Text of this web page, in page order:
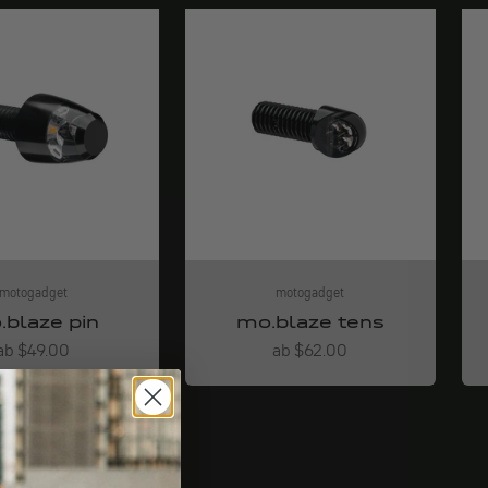
motogadget
pin
$49.00
motogadget
mo.blaze tens
Angebot
ab $62.00